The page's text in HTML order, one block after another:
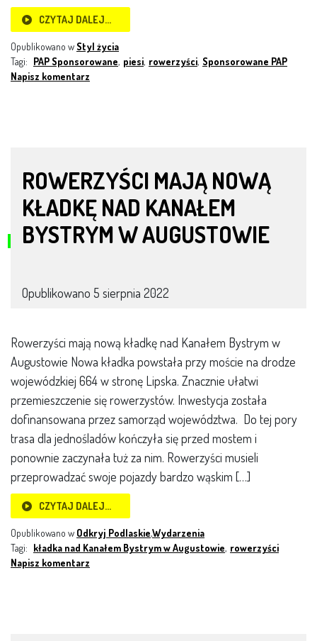
CZYTAJ DALEJ…
Opublikowano w Styl życia
Tagi: PAP Sponsorowane, piesi, rowerzyści, Sponsorowane PAP
Napisz komentarz
ROWERZYŚCI MAJĄ NOWĄ
KŁADKĘ NAD KANAŁEM
BYSTRYM W AUGUSTOWIE
Opublikowano 5 sierpnia 2022
Rowerzyści mają nową kładkę nad Kanałem Bystrym w
Augustowie Nowa kładka powstała przy moście na drodze
wojewódzkiej 664 w stronę Lipska. Znacznie ułatwi
przemieszczenie się rowerzystów. Inwestycja została
dofinansowana przez samorząd województwa. Do tej pory
trasa dla jednośladów kończyła się przed mostem i
ponownie zaczynała tuż za nim. Rowerzyści musieli
przeprowadzać swoje pojazdy bardzo wąskim […]
CZYTAJ DALEJ…
Opublikowano w Odkryj Podlaskie,Wydarzenia
Tagi: kładka nad Kanałem Bystrym w Augustowie, rowerzyści
Napisz komentarz